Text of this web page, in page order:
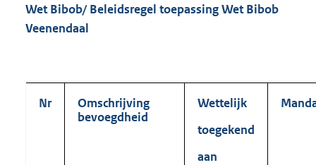
Wet Bibob/ Beleidsregel toepassing Wet Bibob
Veenendaal
Nr
Omschrijving
bevoegdheid
Wettelijk
toegekend
aan